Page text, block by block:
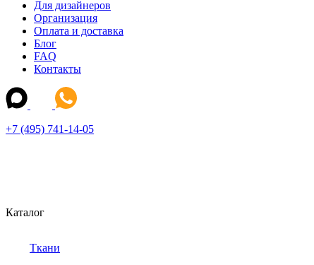
Для дизайнеров
Организация
Оплата и доставка
Блог
FAQ
Контакты
+7 (495) 741-14-05
Каталог
Ткани